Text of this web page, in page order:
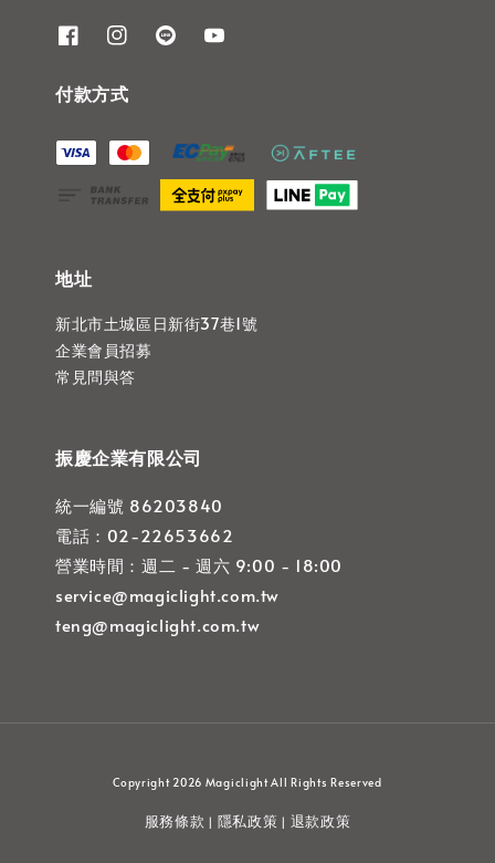
付款方式
地址
新北市土城區日新街37巷1號
企業會員招募
常見問與答
振慶企業有限公司
統一編號 86203840
電話：02-22653662
營業時間：週二 - 週六 9:00 - 18:00
service@magiclight.com.tw
teng@magiclight.com.tw
Copyright 2026 Magiclight All Rights Reserved
服務條款 | 隱私政策 | 退款政策